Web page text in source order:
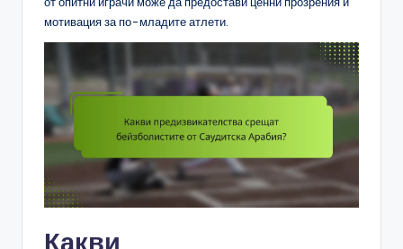
мотивация за по-младите атлети.
Какви